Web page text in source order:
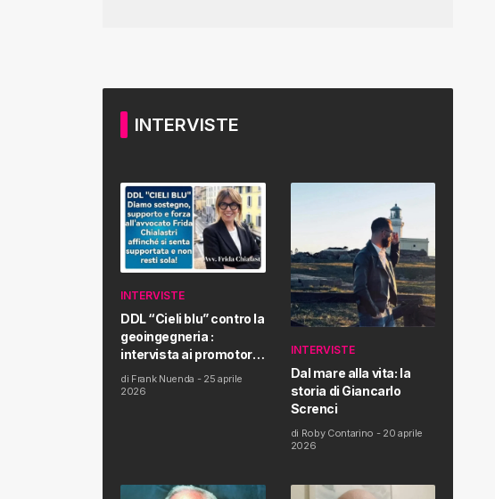
INTERVISTE
INTERVISTE
DDL “Cieli blu” contro la
geoingegneria :
intervista ai promotori
della tematica e della
Proposta di Legge
di Frank Nuenda - 25 aprile
2026
INTERVISTE
Dal mare alla vita: la
storia di Giancarlo
Screnci
di Roby Contarino - 20 aprile
2026